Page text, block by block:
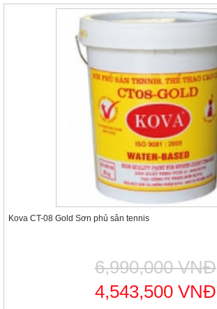
Kova CT-08 Gold Sơn phủ sân tennis
6,990,000 VNĐ
4,543,500 VNĐ